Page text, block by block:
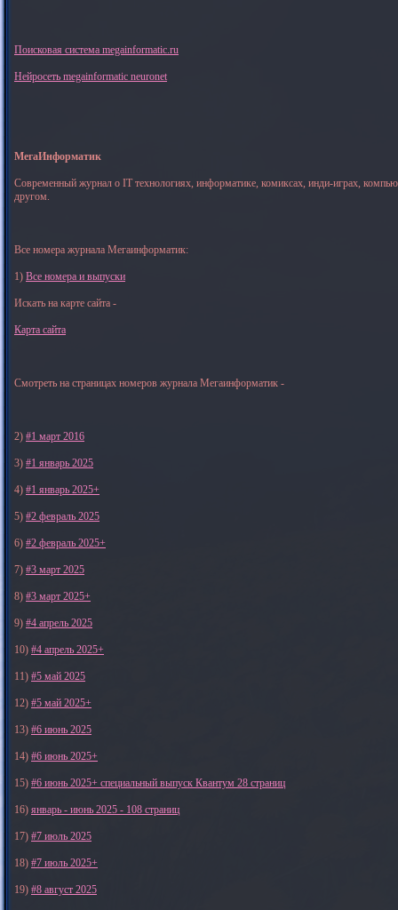
Поисковая система megainformatic.ru
Нейросеть megainformatic neuronet
МегаИнформатик
Современный журнал о IT технологиях, информатике, комиксах, инди-играх,
другом.
Все номера журнала Мегаинформатик:
1) Все номера и выпуски
Искать на карте сайта -
Карта сайта
Смотреть на страницах номеров журнала Мегаинформатик -
2) #1 март 2016
3) #1 январь 2025
4) #1 январь 2025+
5) #2 февраль 2025
6) #2 февраль 2025+
7) #3 март 2025
8) #3 март 2025+
9) #4 апрель 2025
10) #4 апрель 2025+
11) #5 май 2025
12) #5 май 2025+
13) #6 июнь 2025
14) #6 июнь 2025+
15) #6 июнь 2025+ специальный выпуск Квантум 28 страниц
16) январь - июнь 2025 - 108 страниц
17) #7 июль 2025
18) #7 июль 2025+
19) #8 август 2025